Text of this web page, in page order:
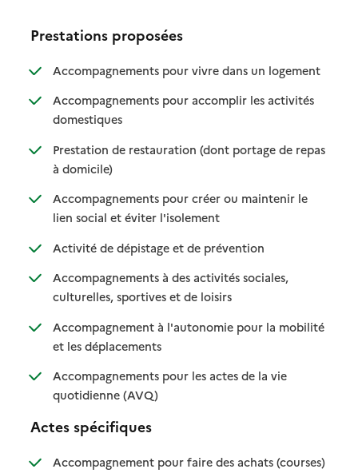
Prestations proposées
Accompagnements pour vivre dans un logement
:
: non
Accompagnements pour accomplir les activités
domestiques: disponible
: non disponible
Prestation de restauration (dont portage de repas
à domicile): disponible
: non disponible
Accompagnements pour créer ou maintenir le
lien social et éviter l'isolement: disponible
: non disponible
Activité de dépistage et de prévention: disponible
: non disponible
Accompagnements à des activités sociales,
culturelles, sportives et de loisirs: disponible
: non disponible
Accompagnement à l'autonomie pour la mobilité
et les déplacements: disponible
: non disponible
Accompagnements pour les actes de la vie
quotidienne (AVQ): disponible
: non disponible
Actes spécifiques
Accompagnement pour faire des achats (courses)
:
: non